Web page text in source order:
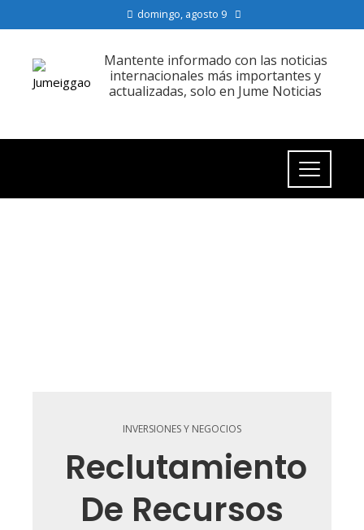
domingo, agosto 9
Mantente informado con las noticias
internacionales más importantes y
actualizadas, solo en Jume Noticias
INVERSIONES Y NEGOCIOS
Reclutamiento
De Recursos